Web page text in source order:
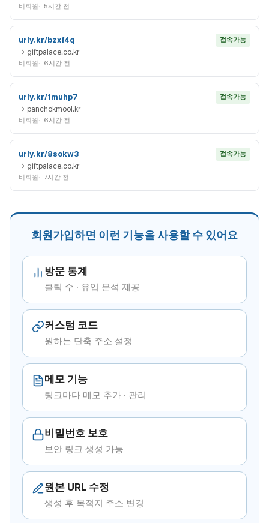
비회원 5시간 전
urly.kr/bzxf4q 접속가능
→ giftpalace.co.kr
비회원 6시간 전
urly.kr/1muhp7 접속가능
→ panchokmool.kr
비회원 6시간 전
urly.kr/8sokw3 접속가능
→ giftpalace.co.kr
비회원 7시간 전
회원가입하면 이런 기능을 사용할 수 있어요
방문 통계
클릭 수 · 유입 분석 제공
커스텀 코드
원하는 단축 주소 설정
메모 기능
링크마다 메모 추가 · 관리
비밀번호 보호
보안 링크 생성 가능
원본 URL 수정
생성 후 목적지 주소 변경